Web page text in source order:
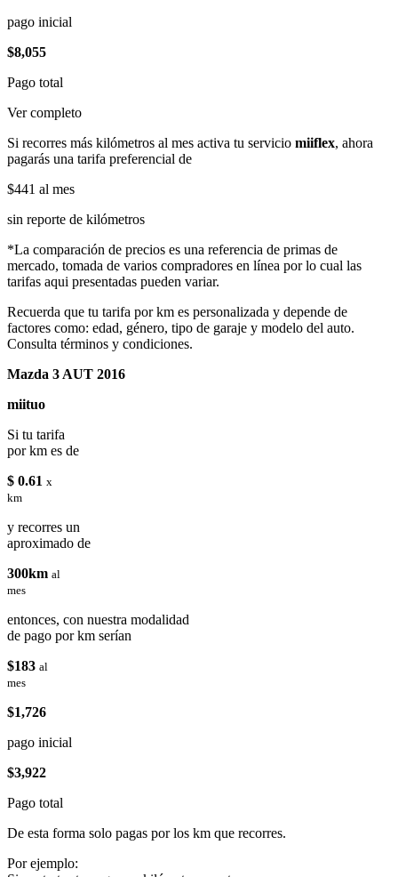
pago inicial
$8,055
Pago total
Ver completo
Si recorres más kilómetros al mes activa tu servicio miiflex, ahora
pagarás una tarifa preferencial de
$441 al mes
sin reporte de kilómetros
*La comparación de precios es una referencia de primas de
mercado, tomada de varios compradores en línea por lo cual las
tarifas aqui presentadas pueden variar.
Recuerda que tu tarifa por km es personalizada y depende de
factores como: edad, género, tipo de garaje y modelo del auto.
Consulta términos y condiciones.
Mazda 3 AUT 2016
miituo
Si tu tarifa
por km es de
$ 0.61 x
km
y recorres un
aproximado de
300km al
mes
entonces, con nuestra modalidad
de pago por km serían
$183 al
mes
$1,726
pago inicial
$3,922
Pago total
De esta forma solo pagas por los km que recorres.
Por ejemplo: